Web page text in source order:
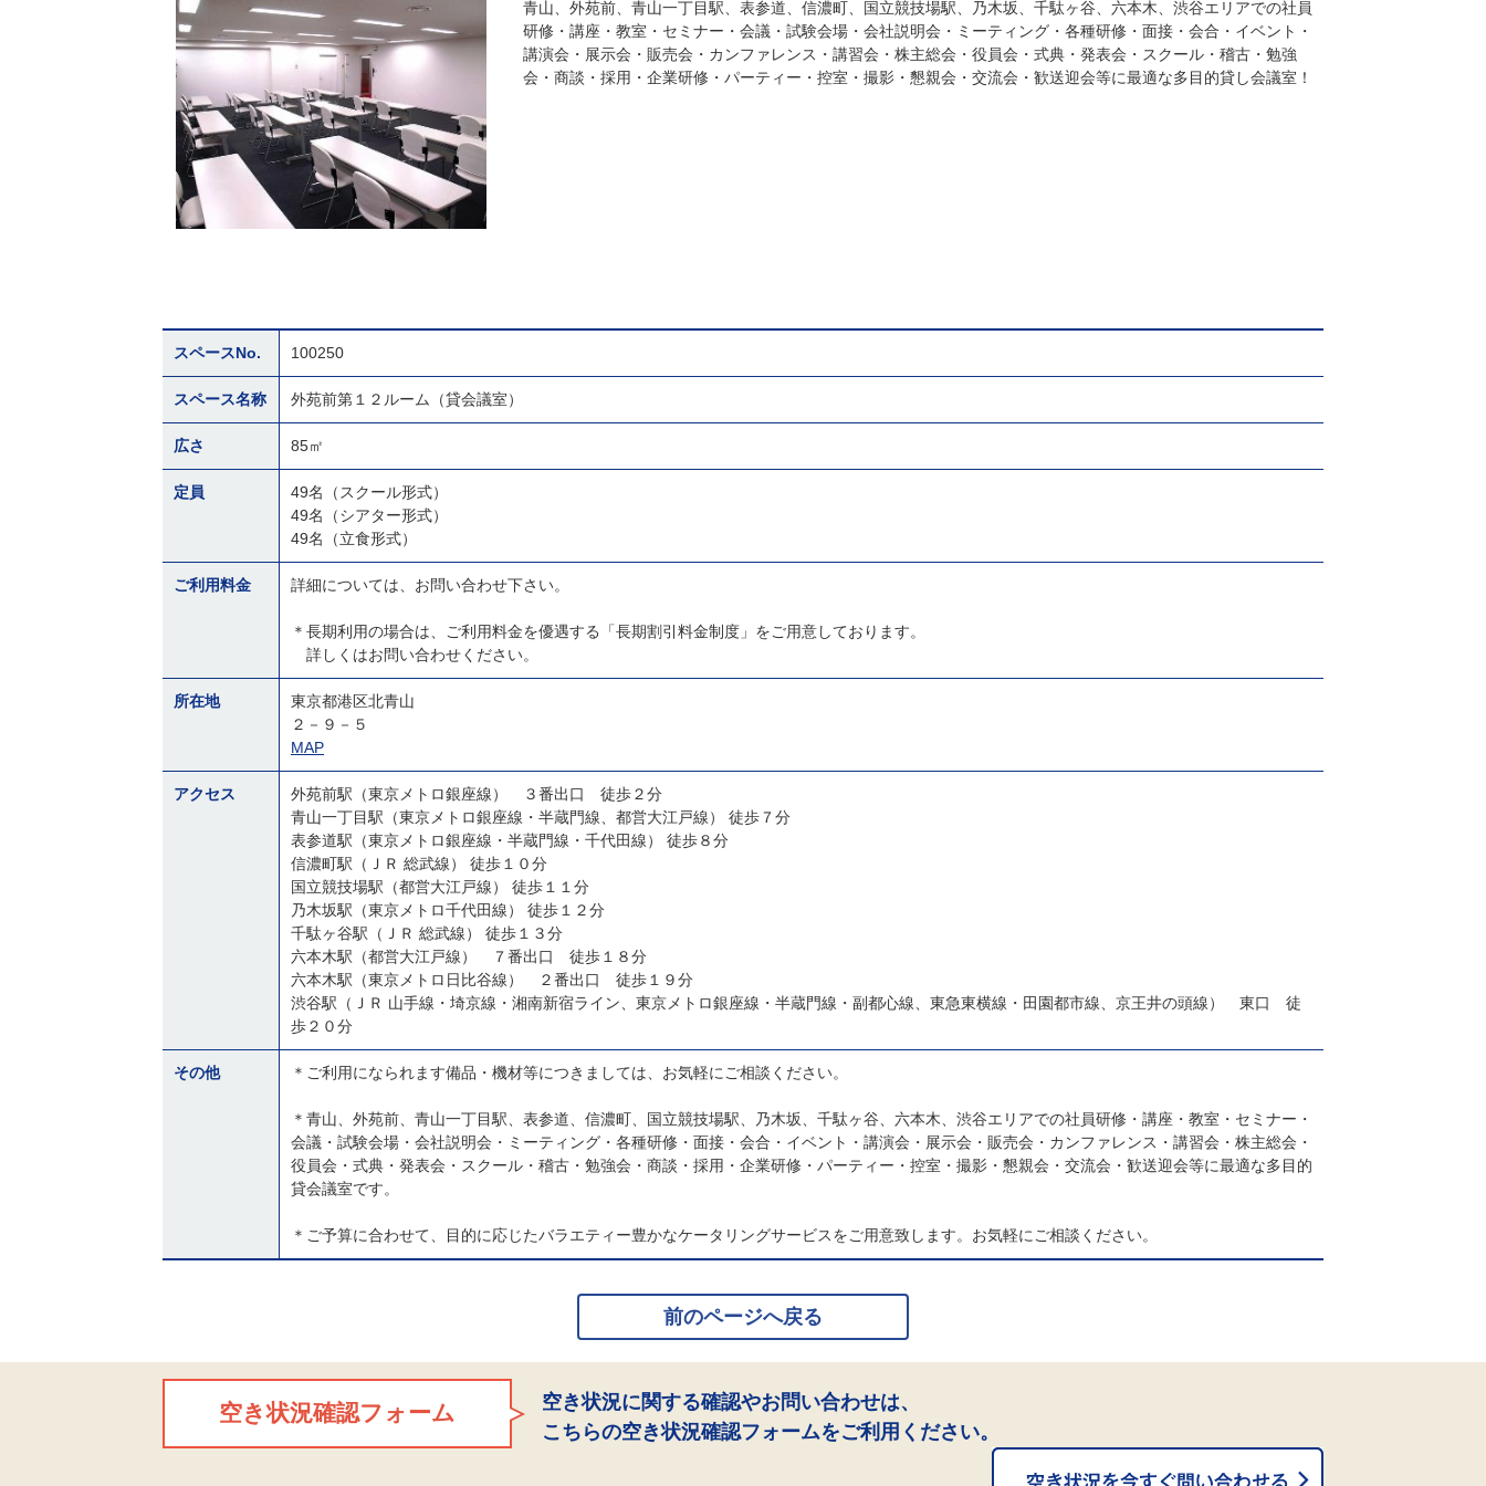
青山、外苑前、青山一丁目駅、表参道、信濃町、国立競技場駅、乃木坂、千駄ヶ谷、六本木、渋谷エリアでの社員
研修・講座・教室・セミナー・会議・試験会場・会社説明会・ミーティング・各種研修・面接・会合・イベント・
講演会・展示会・販売会・カンファレンス・講習会・株主総会・役員会・式典・発表会・スクール・稽古・勉強
会・商談・採用・企業研修・パーティー・控室・撮影・懇親会・交流会・歓送迎会等に最適な多目的貸し会議室！
スペースNo. 100250
スペース名称 外苑前第１２ルーム（貸会議室）
広さ 85㎡
定員
49名（スクール形式）
49名（シアター形式）
49名（立食形式）
ご利用料金 詳細については、お問い合わせ下さい。
＊長期利用の場合は、ご利用料金を優遇する「長期割引料金制度」をご用意しております。
詳しくはお問い合わせください。
所在地
東京都港区北青山
２－９－５
MAP
アクセス
外苑前駅（東京メトロ銀座線） ３番出口 徒歩２分
青山一丁目駅（東京メトロ銀座線・半蔵門線、都営大江戸線） 徒歩７分
表参道駅（東京メトロ銀座線・半蔵門線・千代田線） 徒歩８分
信濃町駅（ＪＲ 総武線） 徒歩１０分
国立競技場駅（都営大江戸線） 徒歩１１分
乃木坂駅（東京メトロ千代田線） 徒歩１２分
千駄ヶ谷駅（ＪＲ 総武線） 徒歩１３分
六本木駅（都営大江戸線） ７番出口 徒歩１８分
六本木駅（東京メトロ日比谷線） ２番出口 徒歩１９分
渋谷駅（ＪＲ 山手線・埼京線・湘南新宿ライン、東京メトロ銀座線・半蔵門線・副都心線、東急東横線・田園都市線、京王井の頭線） 東口 徒
歩２０分
その他 ＊ご利用になられます備品・機材等につきましては、お気軽にご相談ください。
＊青山、外苑前、青山一丁目駅、表参道、信濃町、国立競技場駅、乃木坂、千駄ヶ谷、六本木、渋谷エリアでの社員研修・講座・教室・セミナー・
会議・試験会場・会社説明会・ミーティング・各種研修・面接・会合・イベント・講演会・展示会・販売会・カンファレンス・講習会・株主総会・
役員会・式典・発表会・スクール・稽古・勉強会・商談・採用・企業研修・パーティー・控室・撮影・懇親会・交流会・歓送迎会等に最適な多目的
貸会議室です。
＊ご予算に合わせて、目的に応じたバラエティー豊かなケータリングサービスをご用意致します。お気軽にご相談ください。
前のページへ戻る
空き状況確認フォーム
空き状況に関する確認やお問い合わせは、
こちらの空き状況確認フォームをご利用ください。